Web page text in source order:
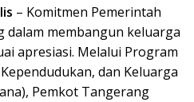
– Komitmen Pemerintah
dalam membangun keluarga
apresiasi. Melalui Program
dan Keluarga
Pemkot Tangerang